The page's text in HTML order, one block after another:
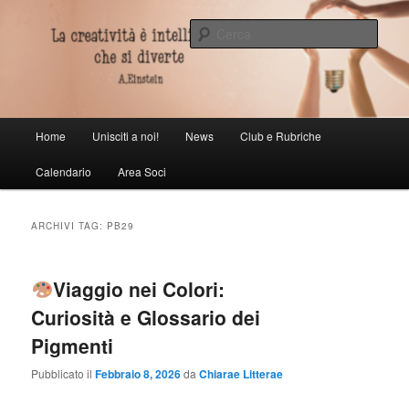
Scarabunculorum societas
principale
Home Unisciti a noi! News Club e Rubriche
Calendario Area Soci
ARCHIVI TAG: PB29
Viaggio nei Colori:
Curiosità e Glossario dei
Pigmenti
Pubblicato ilFebbraio 8, 2026daChiarae Litterae